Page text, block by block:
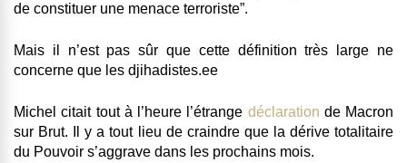
de constituer une menace terroriste”.
Mais il n’est pas sûr que cette définition très large ne
concerne que les djihadistes.ee
Michel citait tout à l’heure l’étrange déclaration de Macron
sur Brut. Il y a tout lieu de craindre que la dérive totalitaire
du Pouvoir s’aggrave dans les prochains mois.